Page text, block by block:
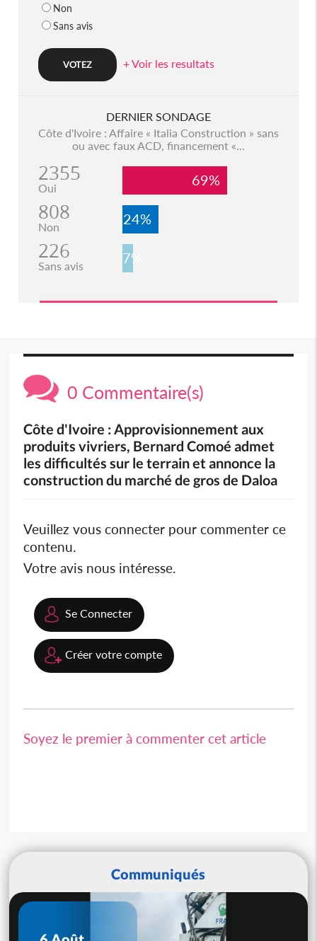
Non
Sans avis
+ Voir les resultats
DERNIER SONDAGE
Côte d'Ivoire : Affaire « Italia Construction » sans
ou avec faux ACD, financement «...
2355
Oui 69%
808
Non 24%
226
Sans avis 7%
0 Commentaire(s)
Côte d'Ivoire : Approvisionnement aux
produits vivriers, Bernard Comoé admet
les difficultés sur le terrain et annonce la
construction du marché de gros de Daloa
Veuillez vous connecter pour commenter ce
contenu.
Votre avis nous intéresse.
Se Connecter
Créer votre compte
Soyez le premier à commenter cet article
Communiqués